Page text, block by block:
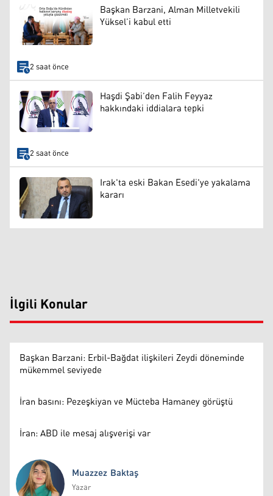
Başkan Barzani, Alman Milletvekili
Yüksel’i kabul etti
2 saat önce
Haşdi Şabi’den Falih Feyyaz
hakkındaki iddialara tepki
2 saat önce
Irak'ta eski Bakan Esedi'ye yakalama
kararı
İlgili Konular
Başkan Barzani: Erbil-Bağdat ilişkileri Zeydi döneminde
mükemmel seviyede
İran basını: Pezeşkiyan ve Mücteba Hamaney görüştü
İran: ABD ile mesaj alışverişi var
Muazzez Baktaş
Yazar